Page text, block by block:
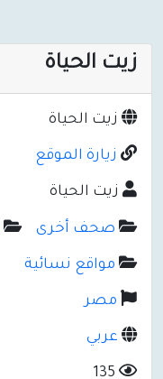
زيت الحياة
زيت الحياة
زيارة الموقع
زيت الحياة
صحف أخرى
مواقع نسائية
مصر
عربي